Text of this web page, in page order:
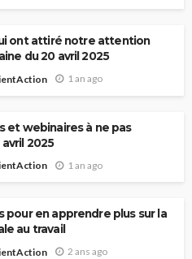
ont attiré notre attention
du 20 avril 2025
1 an ago
et webinaires à ne pas
2025
1 an ago
pour en apprendre plus sur la
au travail
2 ans ago